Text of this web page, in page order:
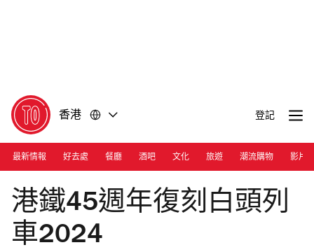
香港 登記
最新情報 好去處 餐廳 酒吧 文化 旅遊 潮流購物 影片
Photograph: Courtesy MTR Corporation
港鐵45週年復刻白頭列
車2024